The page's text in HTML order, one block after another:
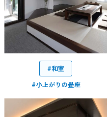
#和室
#小上がりの畳座